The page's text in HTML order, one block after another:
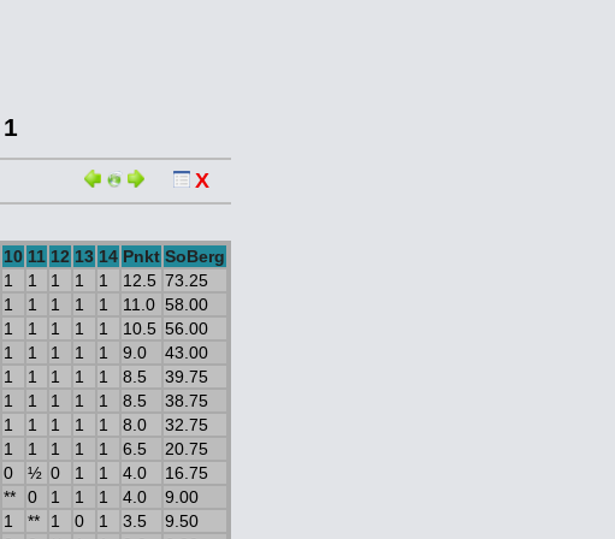
1
X
10 11 12 13 14 Pnkt SoBerg
1 1 1 1 1 12.5 73.25
1 1 1 1 1 11.0 58.00
1 1 1 1 1 10.5 56.00
1 1 1 1 1 9.0
43.00
1 1 1 1 1 8.5
39.75
1 1 1 1 1 8.5
38.75
1 1 1 1 1 8.0
32.75
1 1 1 1 1 6.5
20.75
0 ½ 0 1 1 4.0
16.75
** 0 1 1 1 4.0
9.00
1 ** 1 0 1 3.5
9.50